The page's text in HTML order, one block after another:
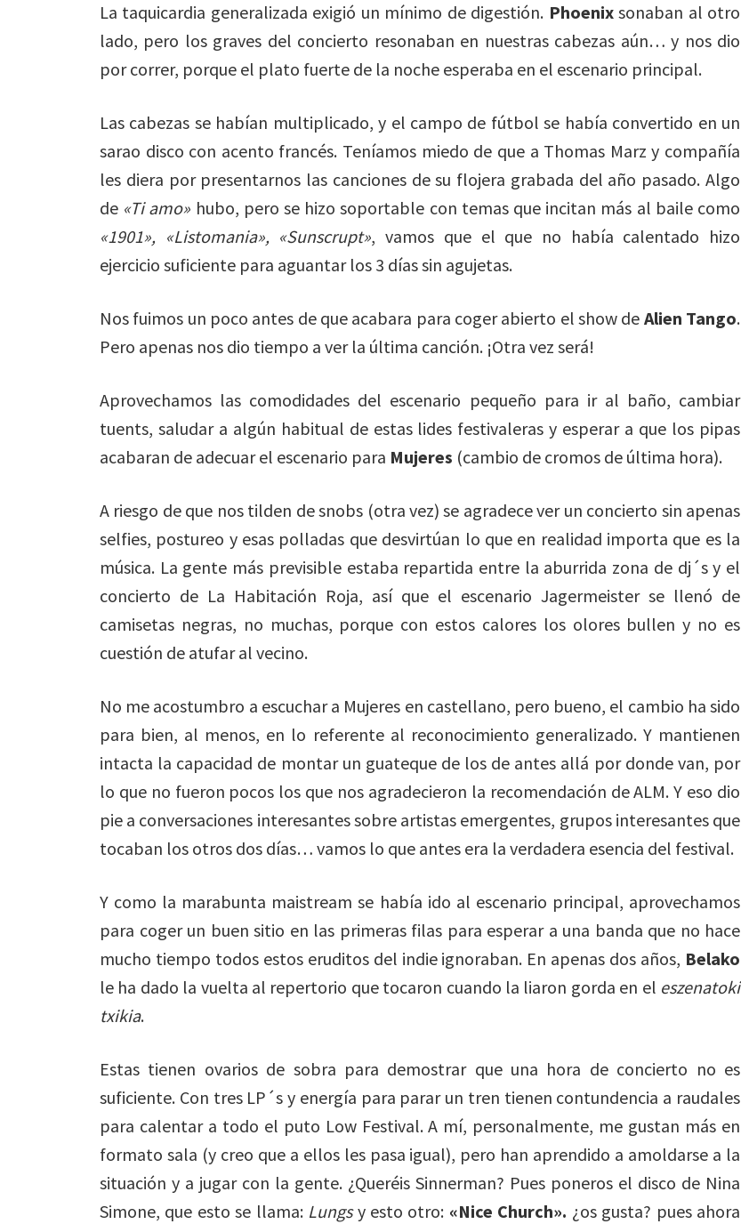
La taquicardia generalizada exigió un mínimo de digestión. Phoenixsonaban al otro
lado, pero los graves del concierto resonaban en nuestras cabezas aún… y nos dio
por correr, porque el plato fuerte de la noche esperaba en el escenario principal.
Las cabezas se habían multiplicado, y el campo de fútbol se había convertido en un
sarao disco con acento francés. Teníamos miedo de que a Thomas Marz y compañía
les diera por presentarnos las canciones de su flojera grabada del año pasado. Algo
de «Ti amo» hubo, pero se hizo soportable con temas que incitan más al baile como
«1901», «Listomania», «Sunscrupt», vamos que el que no había calentado hizo
ejercicio suficiente para aguantar los 3 días sin agujetas.
Nos fuimos un poco antes de que acabara para coger abierto el show de Alien Tango.
Pero apenas nos dio tiempo a ver la última canción. ¡Otra vez será!
Aprovechamos las comodidades del escenario pequeño para ir al baño, cambiar
tuents, saludar a algún habitual de estas lides festivaleras y esperar a que los pipas
acabaran de adecuar el escenario para Mujeres (cambio de cromos de última hora).
A riesgo de que nos tilden de snobs (otra vez) se agradece ver un concierto sin apenas
selfies, postureo y esas polladas que desvirtúan lo que en realidad importa que es la
música. La gente más previsible estaba repartida entre la aburrida zona de dj´s y el
concierto de La Habitación Roja, así que el escenario Jagermeister se llenó de
camisetas negras, no muchas, porque con estos calores los olores bullen y no es
cuestión de atufar al vecino.
No me acostumbro a escuchar a Mujeres en castellano, pero bueno, el cambio ha sido
para bien, al menos, en lo referente al reconocimiento generalizado. Y mantienen
intacta la capacidad de montar un guateque de los de antes allá por donde van, por
lo que no fueron pocos los que nos agradecieron la recomendación de ALM. Y eso dio
pie a conversaciones interesantes sobre artistas emergentes, grupos interesantes que
tocaban los otros dos días… vamos lo que antes era la verdadera esencia del festival.
Y como la marabunta maistream se había ido al escenario principal, aprovechamos
para coger un buen sitio en las primeras filas para esperar a una banda que no hace
mucho tiempo todos estos eruditos del indie ignoraban. En apenas dos años, Belako
le ha dado la vuelta al repertorio que tocaron cuando la liaron gorda en el eszenatoki
txikia.
Estas tienen ovarios de sobra para demostrar que una hora de concierto no es
suficiente. Con tres LP´s y energía para parar un tren tienen contundencia a raudales
para calentar a todo el puto Low Festival. A mí, personalmente, me gustan más en
formato sala (y creo que a ellos les pasa igual), pero han aprendido a amoldarse a la
situación y a jugar con la gente. ¿Queréis Sinnerman? Pues poneros el disco de Nina
Simone, que esto se llama: Lungsy esto otro: «Nice Church». ¿os gusta? pues ahora